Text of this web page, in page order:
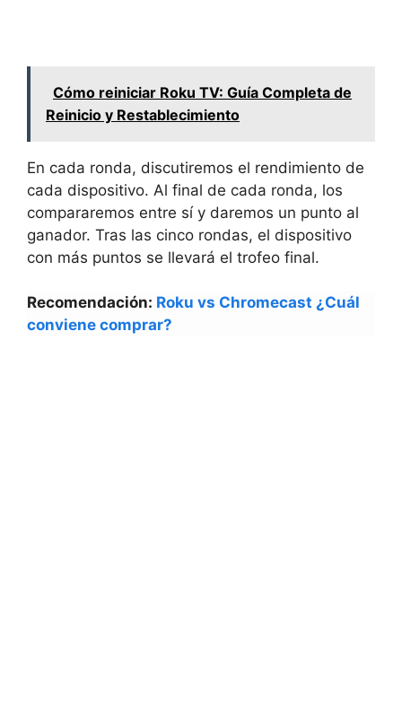
Cómo reiniciar Roku TV: Guía Completa de
Reinicio y Restablecimiento
En cada ronda, discutiremos el rendimiento de
cada dispositivo. Al final de cada ronda, los
compararemos entre sí y daremos un punto al
ganador. Tras las cinco rondas, el dispositivo
con más puntos se llevará el trofeo final.
Recomendación: Roku vs Chromecast ¿Cuál
conviene comprar?